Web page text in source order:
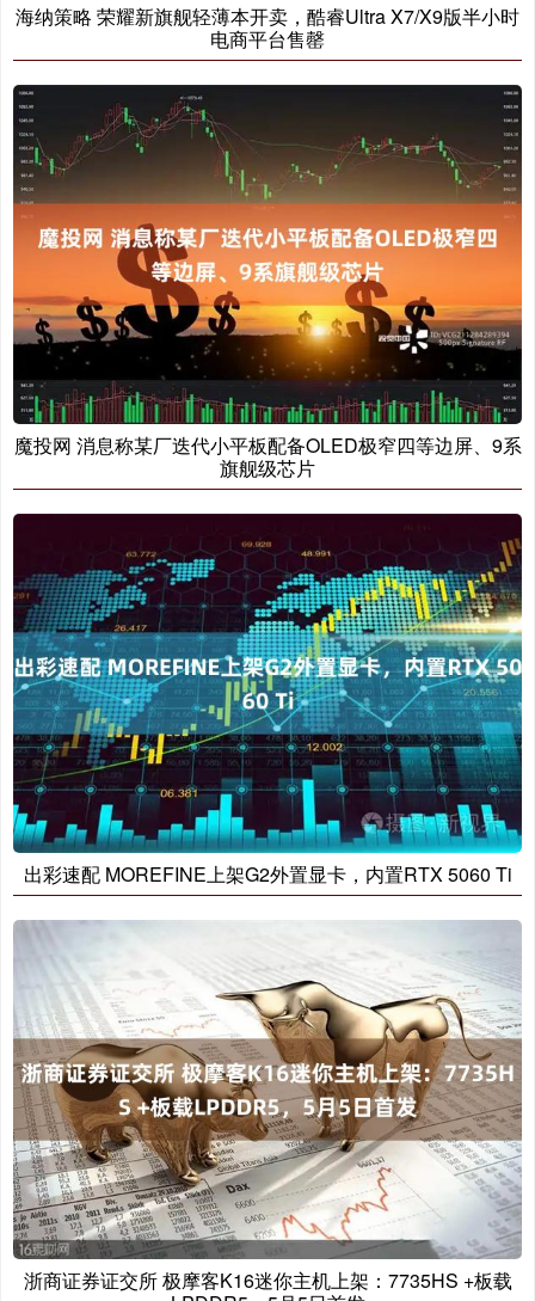
海纳策略 荣耀新旗舰轻薄本开卖，酷睿Ultra X7/X9版半小时
电商平台售罄
魔投网 消息称某厂迭代小平板配备OLED极窄四等边屏、9系
旗舰级芯片
出彩速配 MOREFINE上架G2外置显卡，内置RTX 5060 Ti
浙商证券证交所 极摩客K16迷你主机上架：7735HS +板载